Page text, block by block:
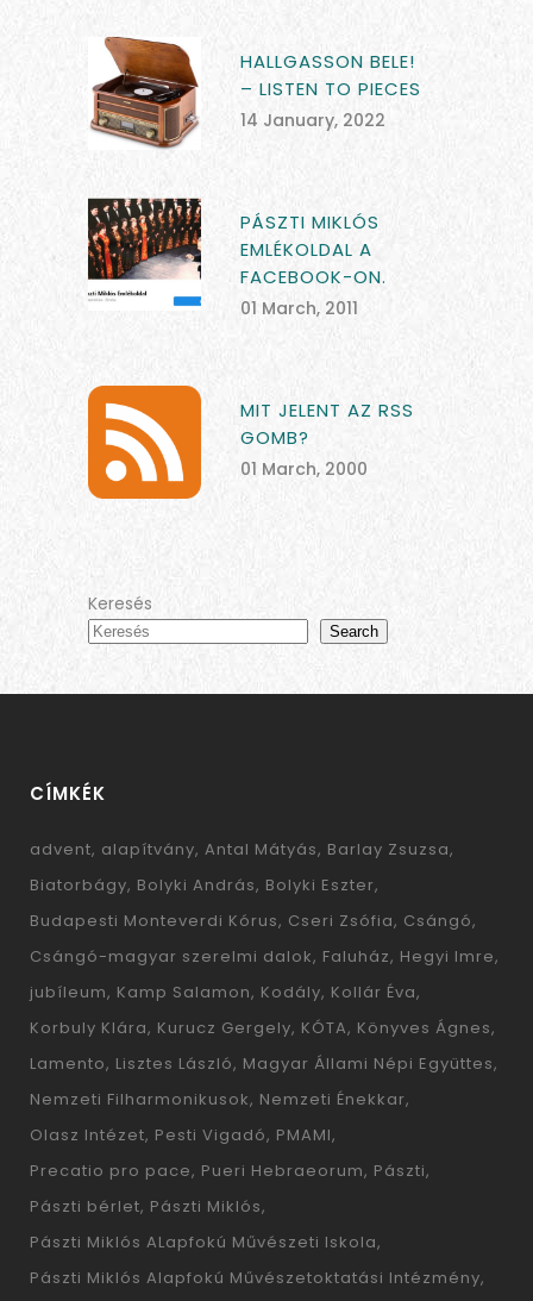
HALLGASSON BELE!
– LISTEN TO PIECES
14 January, 2022
PÁSZTI MIKLÓS
EMLÉKOLDAL A
FACEBOOK-ON.
01 March, 2011
MIT JELENT AZ RSS
GOMB?
01 March, 2000
Keresés
Search
CÍMKÉK
advent alapítvány Antal Mátyás Barlay Zsuzsa
Biatorbágy Bolyki András Bolyki Eszter
Budapesti Monteverdi Kórus Cseri Zsófia Csángó
Csángó-magyar szerelmi dalok Faluház Hegyi Imre
jubíleum Kamp Salamon Kodály Kollár Éva
Korbuly Klára Kurucz Gergely KÓTA Könyves Ágnes
Lamento Lisztes László Magyar Állami Népi Együttes
Nemzeti Filharmonikusok Nemzeti Énekkar
Olasz Intézet Pesti Vigadó PMAMI
Precatio pro pace Pueri Hebraeorum Pászti
Pászti bérlet Pászti Miklós
Pászti Miklós ALapfokú Művészeti Iskola
Pászti Miklós Alapfokú Művészetoktatási Intézmény